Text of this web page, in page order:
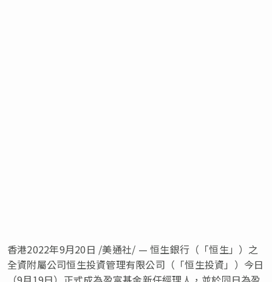
香港2022年9月20日 /美通社/ — 恒生銀行（「恒生」）之
全資附屬公司恒生投資管理有限公司（「恒生投資」）今日